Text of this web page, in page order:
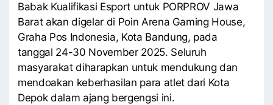
Babak Kualifikasi Esport untuk PORPROV Jawa
Barat akan digelar di Poin Arena Gaming House,
Graha Pos Indonesia, Kota Bandung, pada
tanggal 24-30 November 2025. Seluruh
masyarakat diharapkan untuk mendukung dan
mendoakan keberhasilan para atlet dari Kota
Depok dalam ajang bergengsi ini.